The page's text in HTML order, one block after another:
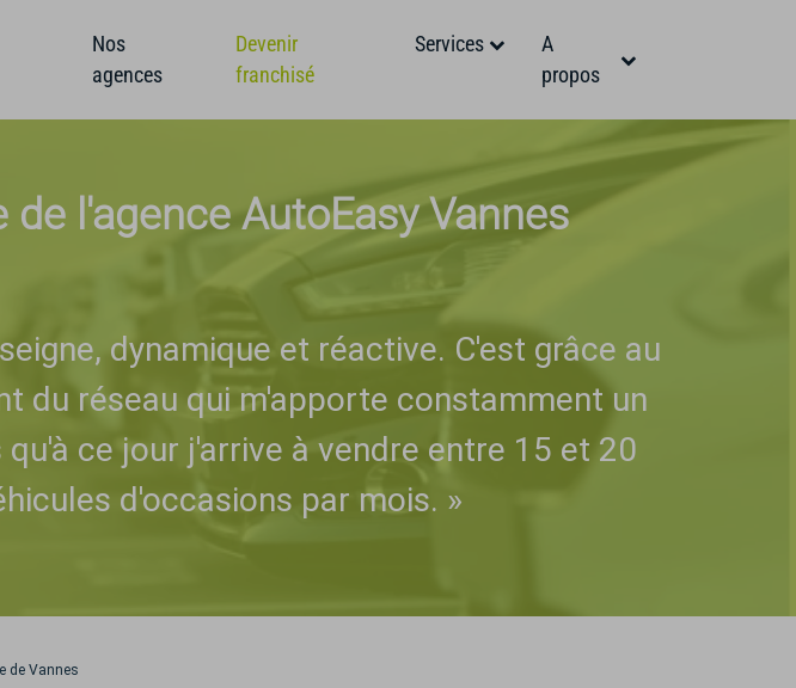
Nos
agences
Devenir
franchisé
Services
A
propos
de l'agence AutoEasy Vannes
dynamique et réactive. C'est grâce au
du réseau qui m'apporte constamment un
ce jour j'arrive à vendre entre 15 et 20
d'occasions par mois. »
de Vannes